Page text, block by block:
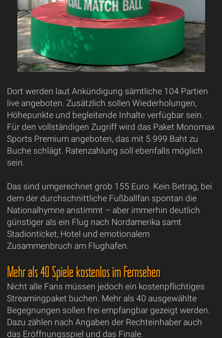
Dort werden laut Ankündigung sämtliche 104 Partien
live angeboten. Zusätzlich sollen Wiederholungen,
Höhepunkte und begleitende Inhalte verfügbar sein.
Für den vollständigen Zugriff wird das Paket Monomax
Sports Premium angeboten, das mit 5.999 Baht zu
Buche schlägt. Ratenzahlung soll ebenfalls möglich
sein.
Das sind umgerechnet grob 155 Euro. Kein Betrag, bei
dem der durchschnittliche Fußballfan spontan die
Nationalhymne anstimmt – aber immerhin deutlich
günstiger als ein Flug nach Nordamerika samt
Stadionticket, Hotel und emotionalem
Zusammenbruch am Flughafen.
Mehr als 40 Spiele kostenlos im Fernsehen
Nicht alle Fans müssen jedoch ein kostenpflichtiges
Streamingpaket buchen. Mehr als 40 ausgewählte
Begegnungen sollen frei empfangbar gezeigt werden.
Dazu zählen nach Angaben der Rechteinhaber auch
das Eröffnungsspiel und das Finale.